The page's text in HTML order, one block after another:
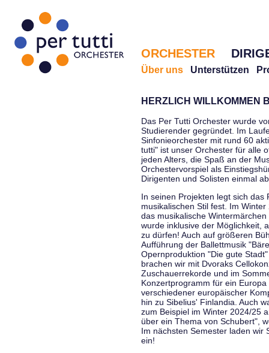
ORCHESTER
Über uns Unterstützen
HERZLICH WILLKOMMEN
Das Per Tutti Orchester wurde
Studierender gegründet. Im
Sinfonieorchester mit rund 60
tutti" ist unser Orchester für alle
jeden Alters, die Spaß an der
Orchestervorspiel als
Dirigenten und Solisten einmal
In seinen Projekten legt sich das
musikalischen Stil fest. Im
das musikalische
wurde inklusive der Möglichkeit,
zu dürfen! Auch auf größeren
Aufführung der Ballettmusik
Opernproduktion "Die gute
brachen wir mit Dvoraks
Zuschauerrekorde und im
Konzertprogramm für ein
verschiedener europäischer
hin zu Sibelius' Finlandia. Auch
zum Beispiel im Winter 2024/25
über ein Thema von Schubert",
Im nächsten Semester laden wir
ein!